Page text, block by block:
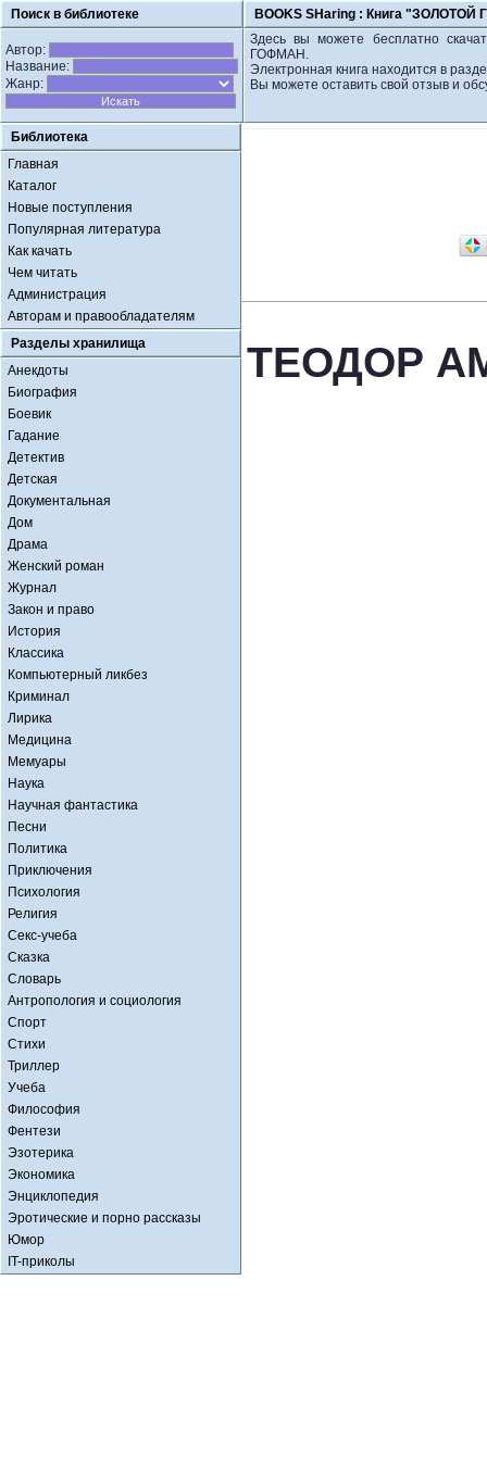
Поиск в библиотеке BOOKS SHaring : Книга
Автор:
Название:
Жанр:
Здесь вы можете бесплатно
ГОФМАН.
Электронная книга находится в
Вы можете оставить свой отзыв и
Библиотека
Главная
Каталог
Новые поступления
Популярная литература
Как качать
Чем читать
Администрация
Авторам и правообладателям
Разделы хранилища
Анекдоты
Биография
Боевик
Гадание
Детектив
Детская
Документальная
Дом
Драма
Женский роман
Журнал
Закон и право
История
Классика
Компьютерный ликбез
Криминал
Лирика
Медицина
Мемуары
Наука
Научная фантастика
Песни
Политика
Приключения
Психология
Религия
Секс-учеба
Сказка
Словарь
Антропология и социология
Спорт
Стихи
Триллер
Учеба
Философия
Фентези
Эзотерика
Экономика
Энциклопедия
Эротические и порно рассказы
Юмор
IT-приколы
ТЕОДОР